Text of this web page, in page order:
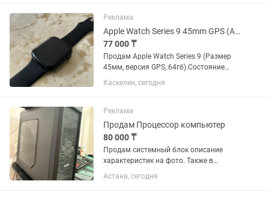
подарили на ДР. Жена не...
Реклама
Apple Watch Series 9 45mm GPS (АКБ 100%, Идеальное состояние)
77 000 ₸
Продам Apple Watch Series 9 (Размер
45мм, версия GPS, 64гб).Состояние
абсолютно новых часов — корпус и
дисплей без единой царапины, сколов
Каскелен, сегодня
Реклама
Продам Процессор компьютер
80 000 ₸
Продам системный блок описание
характеристик на фото. Также в
комплекте в подарок идет клавиатура
Bloody, игровая мышь Razer и
Астана, сегодня